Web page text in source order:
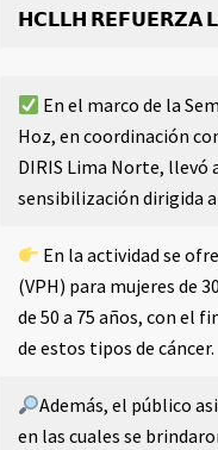
𝗛𝗖𝗟𝗟𝗛 𝗥𝗘𝗙𝗨𝗘𝗥𝗭𝗔
En el marco de la
Hoz, en coordinación
DIRIS Lima Norte,
sensibilización dirigida
En la actividad se
(VPH) para mujeres de
de 50 a 75 años, con el
de estos tipos de cáncer.
Además, el público
en las cuales se